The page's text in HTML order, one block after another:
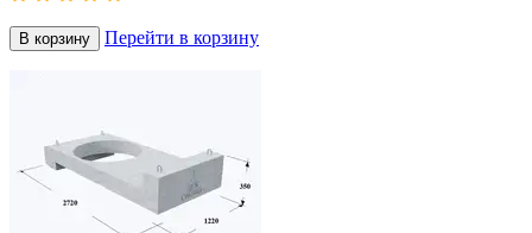
В корзину Перейти в корзину